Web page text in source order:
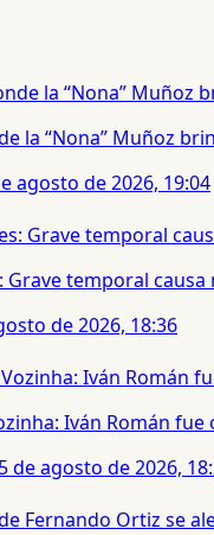
la “Nona” Muñoz
agosto de 2026, 19:04
Grave temporal
de 2026, 18:36
Iván Román
5 de agosto de 2026,